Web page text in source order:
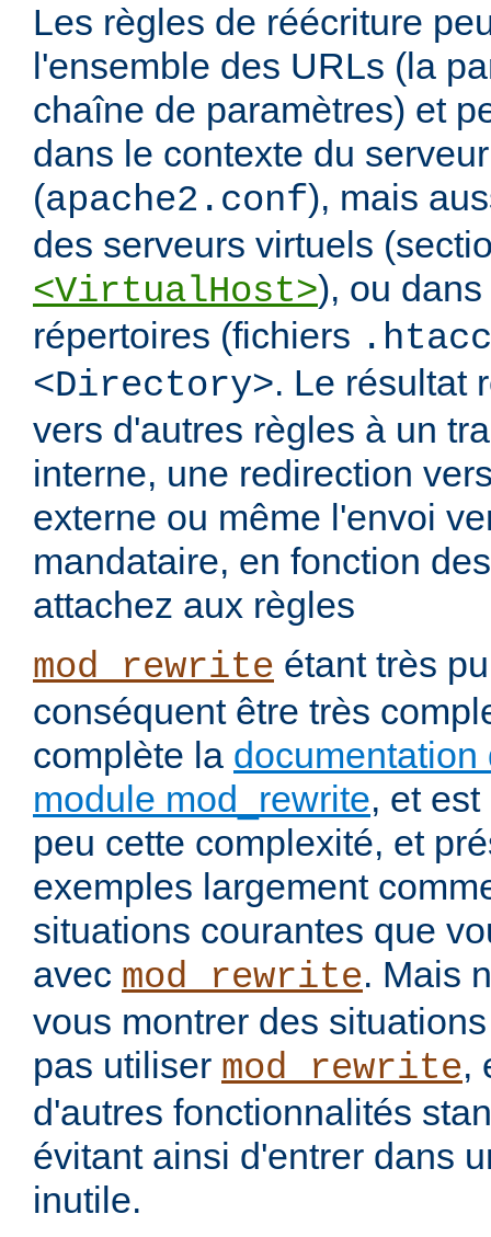
Les règles de réécriture
l'ensemble des URLs (la
chaîne de paramètres) et
dans le contexte du
(apache2.conf), mais
des serveurs virtuels
<VirtualHost>), ou
répertoires (fichiers
<Directory>. Le résultat
vers d'autres règles à un
interne, une redirection
externe ou même l'envoi
mandataire, en fonction
attachez aux règles
mod_rewrite étant très
conséquent être très
complète la documentation
module mod_rewrite, et
peu cette complexité, et
exemples largement
situations courantes que
avec mod_rewrite. Mais
vous montrer des
pas utiliser mod_rewrite,
d'autres fonctionnalités
évitant ainsi d'entrer dans
inutile.